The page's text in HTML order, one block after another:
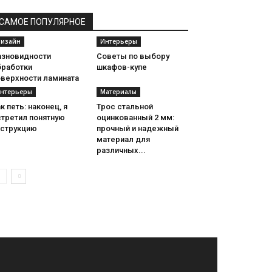
ПОПУЛЯРНОЕ
ламината
Интерьеры
Советы по выбору
шкафов-купе
петь: наконец, я
понятную
Материалы
Трос стальной
оцинкованный 2 мм:
прочный и надежный
материал для
различных...